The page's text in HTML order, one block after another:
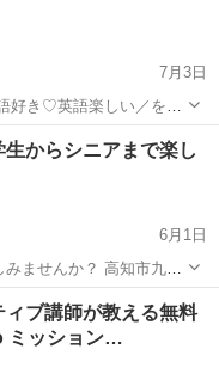
7月3日
好き♡英語楽しい／を感
ンラインだから...
生からシニアまで楽し
6月1日
？ 高知市九反
が日常生活で使える英会
シニア
ブ講師が教える無料
ミッション…